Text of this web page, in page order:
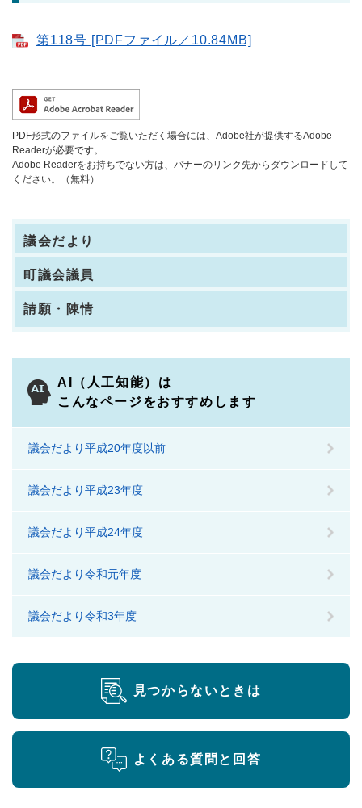
第118号 [PDFファイル／10.84MB]
PDF形式のファイルをご覧いただく場合には、Adobe社が提供するAdobe
Readerが必要です。
Adobe Readerをお持ちでない方は、バナーのリンク先からダウンロードして
ください。（無料）
議会だより
町議会議員
請願・陳情
AI（人工知能）は
こんなページをおすすめします
議会だより平成20年度以前
議会だより平成23年度
議会だより平成24年度
議会だより令和元年度
議会だより令和3年度
見つからないときは
よくある質問と回答